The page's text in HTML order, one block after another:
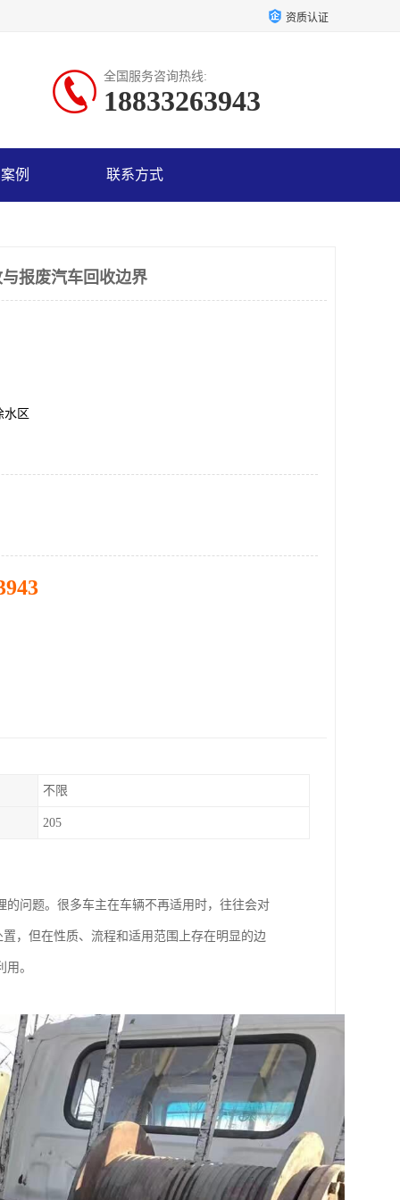
资质认证
全国服务咨询热线:
18833263943
例 联系方式
报废汽车回收边界
水区
不限
205
问题。很多车主在车辆不再适用时，往往会对
，但在性质、流程和适用范围上存在明显的边
。